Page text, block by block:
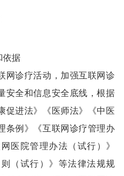
据
诊疗活动，加强互联网诊
安全和信息安全底线，根据
促进法》《医师法》《中医
条例》《互联网诊疗管理办
医院管理办法（试行）》
则（试行）》等法律法规规